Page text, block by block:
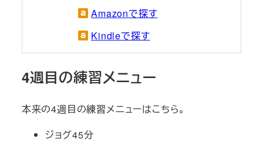
Amazonで探す
Kindleで探す
4週目の練習メニュー
本来の4週目の練習メニューはこちら。
ジョグ45分